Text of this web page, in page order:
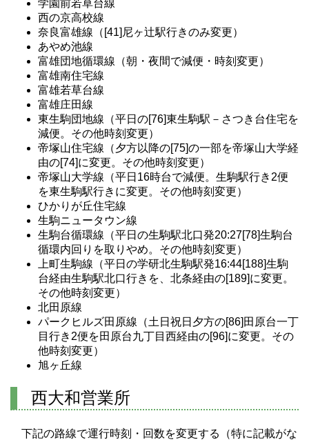
学園前若草台線
西の京高校線
奈良富雄線（[41]尼ヶ辻駅行きのみ変更）
あやめ池線
富雄団地循環線（朝・夜間で減便・時刻変更）
富雄南住宅線
富雄若草台線
富雄庄田線
東生駒団地線（平日の[76]東生駒駅－さつき台住宅を
減便。その他時刻変更）
帝塚山住宅線（夕方以降の[75]の一部を帝塚山大学経
由の[74]に変更。その他時刻変更）
帝塚山大学線（平日16時台で減便。生駒駅行き2便
を東生駒駅行きに変更。その他時刻変更）
ひかりが丘住宅線
生駒ニュータウン線
生駒台循環線（平日の生駒駅北口発20:27[78]生駒台
循環内回りを取りやめ。その他時刻変更）
上町生駒線（平日の学研北生駒駅発16:44[188]生駒
台経由生駒駅北口行きを、北条経由の[189]に変更。
その他時刻変更）
北田原線
パークヒルズ田原線（土日祝日夕方の[86]田原台一丁
目行き2便を田原台九丁目西経由の[96]に変更。その
他時刻変更）
旭ヶ丘線
西大和営業所
下記の路線で運行時刻・回数を変更する（特に記載がな